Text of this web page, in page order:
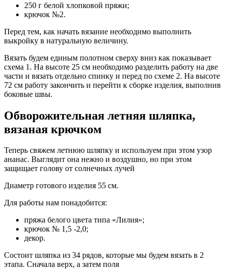
250 г белой хлопковой пряжи;
крючок №2.
Перед тем, как начать вязание необходимо выполнить
выкройку в натуральную величину.
Вязать будем единым полотном сверху вниз как показывает
схема 1. На высоте 25 см необходимо разделить работу на две
части и вязать отдельно спинку и перед по схеме 2. На высоте
72 см работу закончить и перейти к сборке изделия, выполнив
боковые швы.
Обворожительная летняя шляпка,
вязаная крючком
Теперь свяжем летнюю шляпку и используем при этом узор
ананас. Выглядит она нежно и воздушно, но при этом
защищает голову от солнечных лучей
Диаметр готового изделия 55 см.
Для работы нам понадобится:
пряжа белого цвета типа «Лилия»;
крючок № 1,5 -2,0;
декор.
Состоит шляпка из 34 рядов, которые мы будем вязать в 2
этапа. Сначала верх, а затем поля